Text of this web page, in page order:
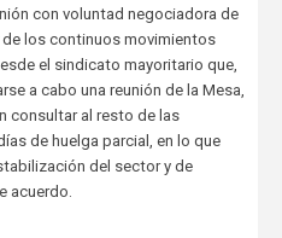
con voluntad negociadora de
de los continuos movimientos
el sindicato mayoritario que,
a cabo una reunión de la Mesa,
consultar al resto de las
de huelga parcial, en lo que
del sector y de
acuerdo.